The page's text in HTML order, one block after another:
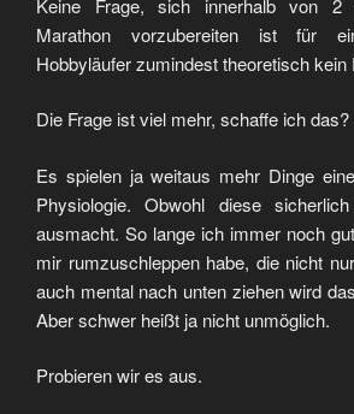
Keine Frage, sich innerhalb von 2
Marathon vorzubereiten ist für
Hobbyläufer zumindest theoretisch kein
Die Frage ist viel mehr, schaffe ich das?
Es spielen ja weitaus mehr Dinge
Physiologie. Obwohl diese
ausmacht. So lange ich immer noch
mir rumzuschleppen habe, die nicht
auch mental nach unten ziehen wird
Aber schwer heißt ja nicht unmöglich.
Probieren wir es aus.